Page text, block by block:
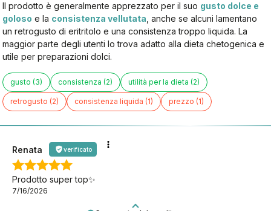
Il prodotto è generalmente apprezzato per il suo gusto dolce e
goloso e la consistenza vellutata, anche se alcuni lamentano
un retrogusto di eritritolo e una consistenza troppo liquida. La
maggior parte degli utenti lo trova adatto alla dieta chetogenica e
utile per preparazioni dolci.
gusto (3) consistenza (2) utilità per la dieta (2)
retrogusto (2) consistenza liquida (1) prezzo (1)
Renata verificato
Prodotto super top✨
7/16/2026